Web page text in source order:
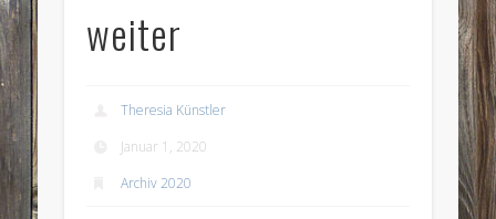
weiter
Theresia Künstler
Januar 1, 2020
Archiv 2020